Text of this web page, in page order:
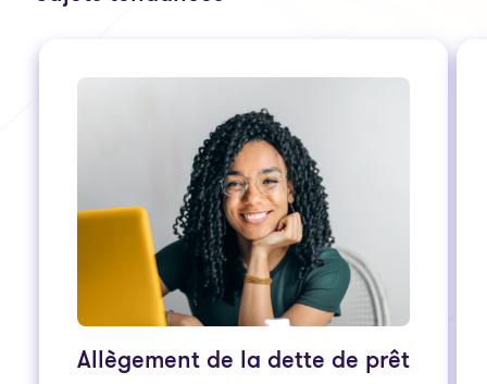
Allègement de la dette de prêt